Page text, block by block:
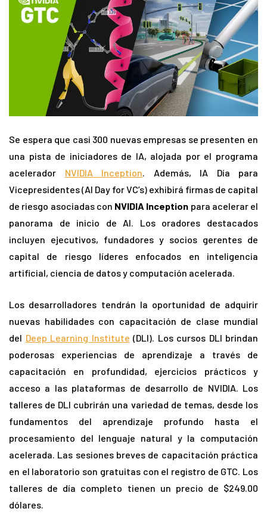
Se espera que casi 300 nuevas empresas se presenten en
una pista de iniciadores de IA, alojada por el programa
acelerador NVIDIA Inception. Además, IA Día para
Vicepresidentes (AI Day for VC’s) exhibirá firmas de capital
de riesgo asociadas con NVIDIA Inception para acelerar el
panorama de inicio de AI. Los oradores destacados
incluyen ejecutivos, fundadores y socios gerentes de
capital de riesgo líderes enfocados en inteligencia
artificial, ciencia de datos y computación acelerada.
Los desarrolladores tendrán la oportunidad de adquirir
nuevas habilidades con capacitación de clase mundial
del Deep Learning Institute (DLI). Los cursos DLI brindan
poderosas experiencias de aprendizaje a través de
capacitación en profundidad, ejercicios prácticos y
acceso a las plataformas de desarrollo de NVIDIA. Los
talleres de DLI cubrirán una variedad de temas, desde los
fundamentos del aprendizaje profundo hasta el
procesamiento del lenguaje natural y la computación
acelerada. Las sesiones breves de capacitación práctica
en el laboratorio son gratuitas con el registro de GTC. Los
talleres de día completo tienen un precio de $249.00
dólares.